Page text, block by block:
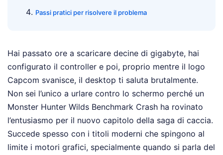
Passi pratici per risolvere il problema
Hai passato ore a scaricare decine di gigabyte, hai
configurato il controller e poi, proprio mentre il logo
Capcom svanisce, il desktop ti saluta brutalmente.
Non sei l’unico a urlare contro lo schermo perché un
Monster Hunter Wilds Benchmark Crash ha rovinato
l’entusiasmo per il nuovo capitolo della saga di caccia.
Succede spesso con i titoli moderni che spingono al
limite i motori grafici, specialmente quando si parla del